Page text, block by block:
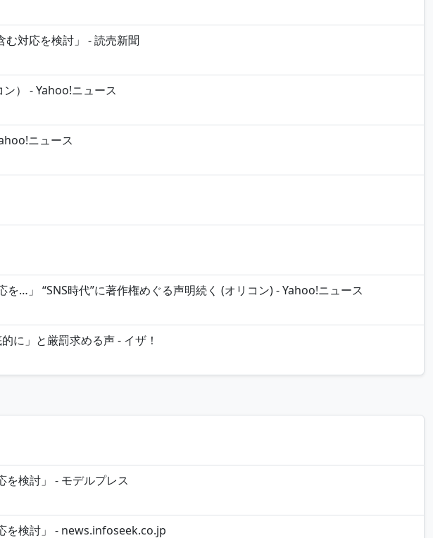
む対応を検討」 - 読売新聞
） - Yahoo!ニュース
ニュース
…」 “SNS時代”に著作権めぐる声明続く (オリコン) - Yahoo!ニュース
に」と厳罰求める声 - イザ！
検討」 - モデルプレス
を検討」 - news.infoseek.co.jp